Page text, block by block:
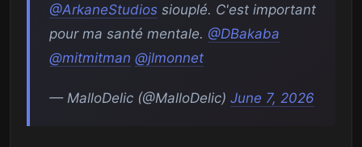
@ArkaneStudios siouplé. C'est important
pour ma santé mentale. @DBakaba
@mitmitman @jlmonnet
— MalloDelic (@MalloDelic) June 7, 2026